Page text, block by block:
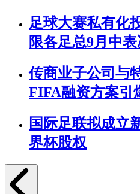
足球大赛私有化
限各足总9月中
传商业子公司与
FIFA融资方案引
国际足联拟成立
界杯股权